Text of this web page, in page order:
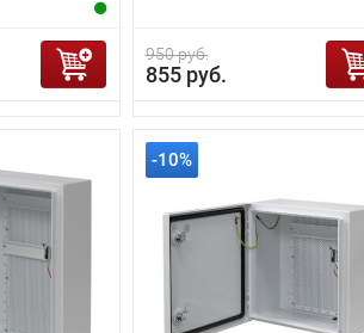
950 руб.
855 руб.
-10%